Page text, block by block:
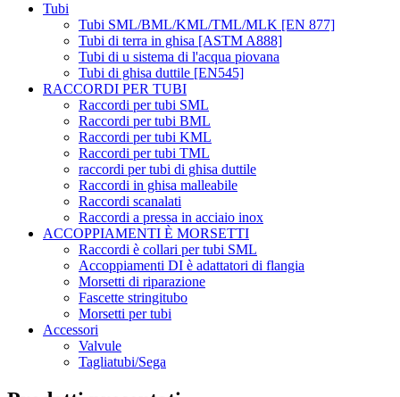
Tubi
Tubi SML/BML/KML/TML/MLK [EN 877]
Tubi di terra in ghisa [ASTM A888]
Tubi di u sistema di l'acqua piovana
Tubi di ghisa duttile [EN545]
RACCORDI PER TUBI
Raccordi per tubi SML
Raccordi per tubi BML
Raccordi per tubi KML
Raccordi per tubi TML
raccordi per tubi di ghisa duttile
Raccordi in ghisa malleabile
Raccordi scanalati
Raccordi a pressa in acciaio inox
ACCOPPIAMENTI È MORSETTI
Raccordi è collari per tubi SML
Accoppiamenti DI è adattatori di flangia
Morsetti di riparazione
Fascette stringitubo
Morsetti per tubi
Accessori
Valvule
Tagliatubi/Sega